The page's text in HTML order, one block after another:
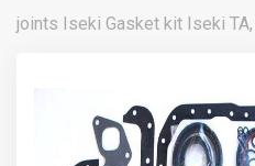
joints Iseki Gasket kit Iseki